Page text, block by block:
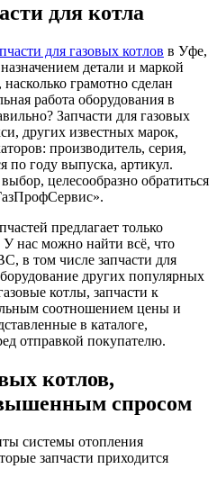
для котла
для газовых котлов в Уфе,
детали и маркой
грамотно сделан
работа оборудования в
Запчасти для газовых
других известных марок,
производитель, серия,
по году выпуска, артикул.
целесообразно обратиться
предлагает только
нас можно найти всё, что
в том числе запчасти для
других популярных
котлы, запчасти к
соотношением цены и
в каталоге,
отправкой покупателю.
котлов,
спросом
системы отопления
запчасти приходится